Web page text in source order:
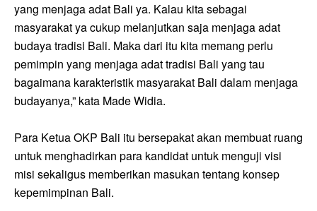
yang menjaga adat Bali ya. Kalau kita sebagai
masyarakat ya cukup melanjutkan saja menjaga adat
budaya tradisi Bali. Maka dari itu kita memang perlu
pemimpin yang menjaga adat tradisi Bali yang tau
bagaimana karakteristik masyarakat Bali dalam menjaga
budayanya,” kata Made Widia.
Para Ketua OKP Bali itu bersepakat akan membuat ruang
untuk menghadirkan para kandidat untuk menguji visi
misi sekaligus memberikan masukan tentang konsep
kepemimpinan Bali.